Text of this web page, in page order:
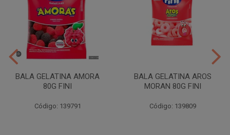
BALA GELATINA AMORA
80G FINI
Código: 139791
BALA GELATINA AROS
MORAN 80G FINI
Código: 139809